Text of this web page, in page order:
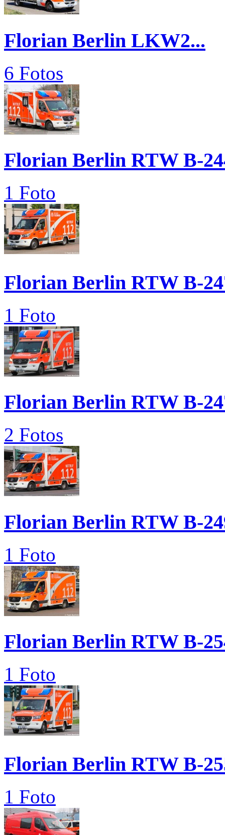
Florian Berlin LKW2...
6 Fotos
Florian Berlin RTW B-
1 Foto
Florian Berlin RTW B-
1 Foto
Florian Berlin RTW B-
2 Fotos
Florian Berlin RTW B-
1 Foto
Florian Berlin RTW B-
1 Foto
Florian Berlin RTW B-
1 Foto